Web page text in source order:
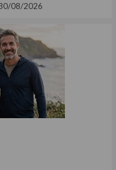
08/2026